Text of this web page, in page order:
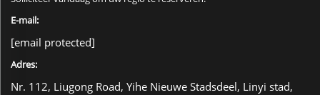
E-mail:
[email protected]
Adres:
Nr. 112, Liugong Road, Yihe Nieuwe Stadsdeel, Linyi stad,